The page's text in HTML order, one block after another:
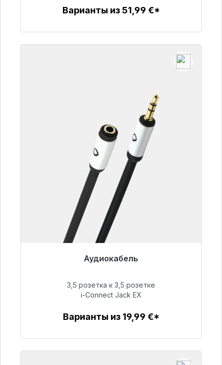
Варианты из 51,99 €*
Аудиокабель
Готовы к немедленной отправке, срок
51,99 €
3,5 розетка к 3,5 розетке
i-Connect Jack EX
Варианты из 19,99 €*